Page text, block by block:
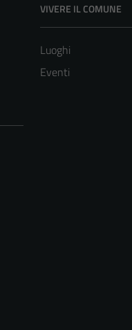
VIVERE IL COMUNE
Luoghi
Eventi